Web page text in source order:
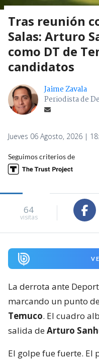
Tras reunión
Salas: Arturo
como DT de
candidatos
Jaime Zavala
Periodista de
Jueves 06 Agosto, 2026 |
Seguimos criterios de
64
visitas
La derrota ante
marcando un punto
Temuco. El cuadro
salida deArturo
El golpe fue fuerte. El